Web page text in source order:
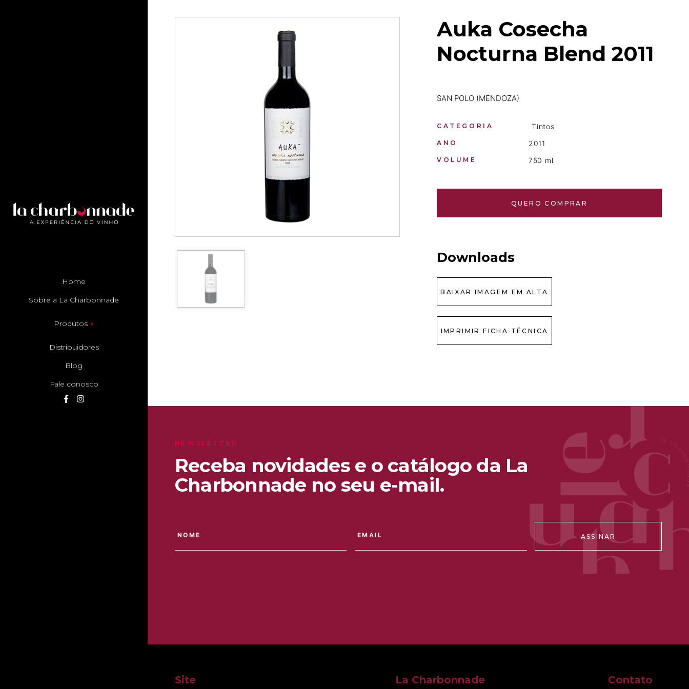
Home
Sobre a La Charbonnade
Produtos
Distribuidores
Blog
Fale conosco
Auka Cosecha
Nocturna Blend 2011
SAN POLO (MENDOZA)
CATEGORIA Tintos
ANO 2011
VOLUME 750 ml
QUERO COMPRAR
Downloads
BAIXAR IMAGEM EM ALTA
IMPRIMIR FICHA TÉCNICA
NEWSLETTER
Receba novidades e o catálogo da La
Charbonnade no seu e-mail.
ASSINAR
Site La Charbonnade Contato